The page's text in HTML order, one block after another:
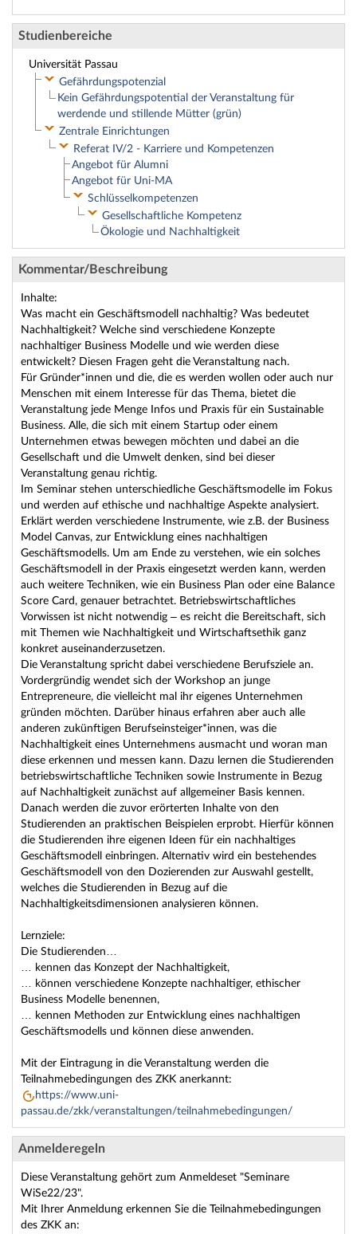
Studienbereiche
Universität Passau
Gefährdungspotenzial
Kein Gefährdungspotential der Veranstaltung für
werdende und stillende Mütter (grün)
Zentrale Einrichtungen
Referat IV/2 - Karriere und Kompetenzen
Angebot für Alumni
Angebot für Uni-MA
Schlüsselkompetenzen
Gesellschaftliche Kompetenz
Ökologie und Nachhaltigkeit
Kommentar/Beschreibung
Inhalte:
Was macht ein Geschäftsmodell nachhaltig? Was bedeutet
Nachhaltigkeit? Welche sind verschiedene Konzepte
nachhaltiger Business Modelle und wie werden diese
entwickelt? Diesen Fragen geht die Veranstaltung nach.
Für Gründer*innen und die, die es werden wollen oder auch nur
Menschen mit einem Interesse für das Thema, bietet die
Veranstaltung jede Menge Infos und Praxis für ein Sustainable
Business. Alle, die sich mit einem Startup oder einem
Unternehmen etwas bewegen möchten und dabei an die
Gesellschaft und die Umwelt denken, sind bei dieser
Veranstaltung genau richtig.
Im Seminar stehen unterschiedliche Geschäftsmodelle im Fokus
und werden auf ethische und nachhaltige Aspekte analysiert.
Erklärt werden verschiedene Instrumente, wie z.B. der Business
Model Canvas, zur Entwicklung eines nachhaltigen
Geschäftsmodells. Um am Ende zu verstehen, wie ein solches
Geschäftsmodell in der Praxis eingesetzt werden kann, werden
auch weitere Techniken, wie ein Business Plan oder eine Balance
Score Card, genauer betrachtet. Betriebswirtschaftliches
Vorwissen ist nicht notwendig – es reicht die Bereitschaft, sich
mit Themen wie Nachhaltigkeit und Wirtschaftsethik ganz
konkret auseinanderzusetzen.
Die Veranstaltung spricht dabei verschiedene Berufsziele an.
Vordergründig wendet sich der Workshop an junge
Entrepreneure, die vielleicht mal ihr eigenes Unternehmen
gründen möchten. Darüber hinaus erfahren aber auch alle
anderen zukünftigen Berufseinsteiger*innen, was die
Nachhaltigkeit eines Unternehmens ausmacht und woran man
diese erkennen und messen kann. Dazu lernen die Studierenden
betriebswirtschaftliche Techniken sowie Instrumente in Bezug
auf Nachhaltigkeit zunächst auf allgemeiner Basis kennen.
Danach werden die zuvor erörterten Inhalte von den
Studierenden an praktischen Beispielen erprobt. Hierfür können
die Studierenden ihre eigenen Ideen für ein nachhaltiges
Geschäftsmodell einbringen. Alternativ wird ein bestehendes
Geschäftsmodell von den Dozierenden zur Auswahl gestellt,
welches die Studierenden in Bezug auf die
Nachhaltigkeitsdimensionen analysieren können.
Lernziele:
Die Studierenden…
… kennen das Konzept der Nachhaltigkeit,
… können verschiedene Konzepte nachhaltiger, ethischer
Business Modelle benennen,
… kennen Methoden zur Entwicklung eines nachhaltigen
Geschäftsmodells und können diese anwenden.
Mit der Eintragung in die Veranstaltung werden die
Teilnahmebedingungen des ZKK anerkannt:
https://www.uni-
passau.de/zkk/veranstaltungen/teilnahmebedingungen/
Anmelderegeln
Diese Veranstaltung gehört zum Anmeldeset "Seminare
WiSe22/23".
Mit Ihrer Anmeldung erkennen Sie die Teilnahmebedingungen
des ZKK an: